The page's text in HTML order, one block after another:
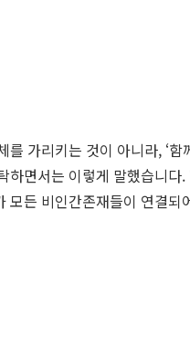
가리키는 것이 아니라, ‘
면서는 이렇게 말했습니
든 비인간존재들이 연결